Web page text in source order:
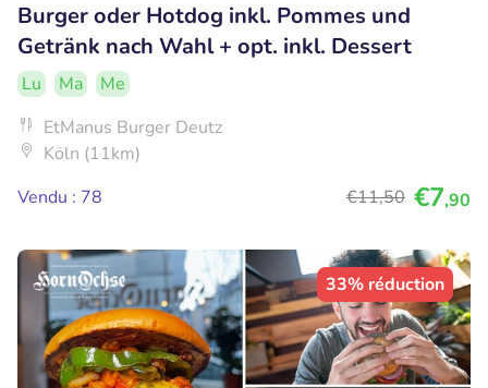
Burger oder Hotdog inkl. Pommes und
Getränk nach Wahl + opt. inkl. Dessert
Lu Ma
Me
EtManus Burger Deutz
Köln (11km)
Vendu : 78
€11,50 €7,90
33% réduction